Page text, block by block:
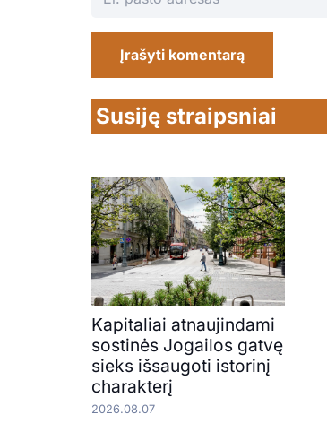
Įrašyti komentarą
Susiję straipsniai
Kapitaliai atnaujindami
sostinės Jogailos gatvę
sieks išsaugoti istorinį
charakterį
2026.08.07